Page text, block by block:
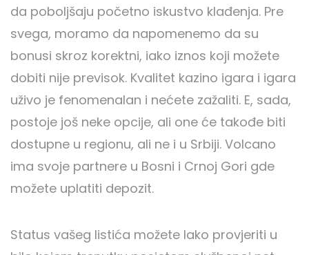
da poboljšaju početno iskustvo klađenja. Pre
svega, moramo da napomenemo da su
bonusi skroz korektni, iako iznos koji možete
dobiti nije previsok. Kvalitet kazino igara i igara
uživo je fenomenalan i nećete zažaliti. E, sada,
postoje još neke opcije, ali one će takođe biti
dostupne u regionu, ali ne i u Srbiji. Volcano
ima svoje partnere u Bosni i Crnoj Gori gde
možete uplatiti depozit.
Status vašeg listića možete lako provjeriti u